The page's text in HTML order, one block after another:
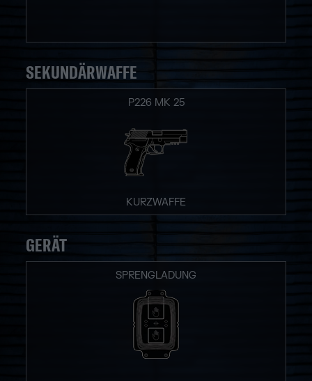
SEKUNDÄRWAFFE
P226 MK 25
KURZWAFFE
GERÄT
SPRENGLADUNG